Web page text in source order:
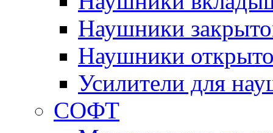
Наушники
Наушники
Усилители для
СОФТ